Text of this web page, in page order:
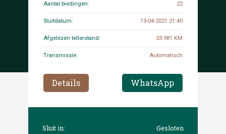
Aantal biedingen: 22
Sluitdatum: 13-04-2021 21:40
Afgelezen tellerstand: 33.981 KM
Transmissie: Automatisch
Details WhatsApp
Sluit in:
Gesloten